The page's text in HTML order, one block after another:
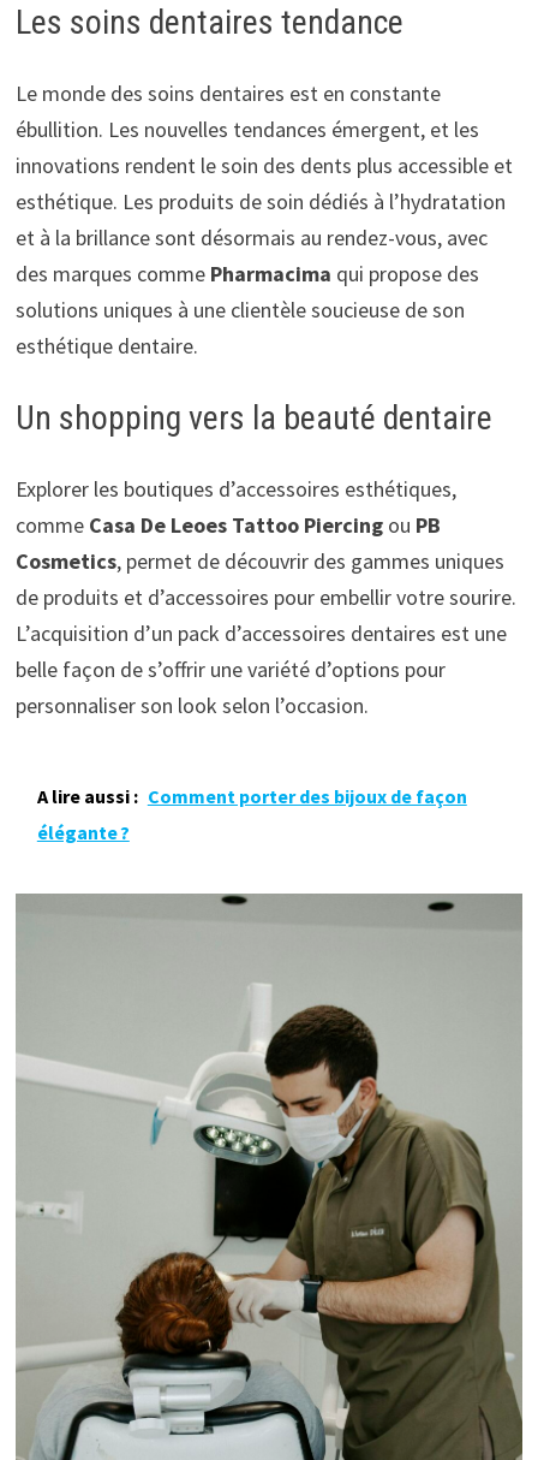
Les soins dentaires tendance
Le monde des soins dentaires est en constante
ébullition. Les nouvelles tendances émergent, et les
innovations rendent le soin des dents plus accessible et
esthétique. Les produits de soin dédiés à l’hydratation
et à la brillance sont désormais au rendez-vous, avec
des marques comme Pharmacima qui propose des
solutions uniques à une clientèle soucieuse de son
esthétique dentaire.
Un shopping vers la beauté dentaire
Explorer les boutiques d’accessoires esthétiques,
comme Casa De Leoes Tattoo Piercingou PB
Cosmetics, permet de découvrir des gammes uniques
de produits et d’accessoires pour embellir votre sourire.
L’acquisition d’un pack d’accessoires dentaires est une
belle façon de s’offrir une variété d’options pour
personnaliser son look selon l’occasion.
A lire aussi : Comment porter des bijoux de façon
élégante ?